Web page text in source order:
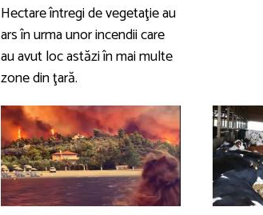
Hectare întregi de vegetaţie au
ars în urma unor incendii care
au avut loc astăzi în mai multe
zone din ţară.